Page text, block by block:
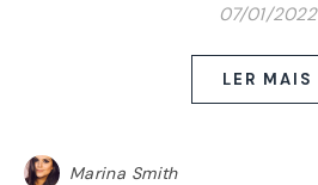
07/01/2022
LER MAIS
Marina Smith